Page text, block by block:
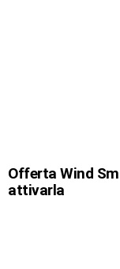
Offerta Wind
attivarla